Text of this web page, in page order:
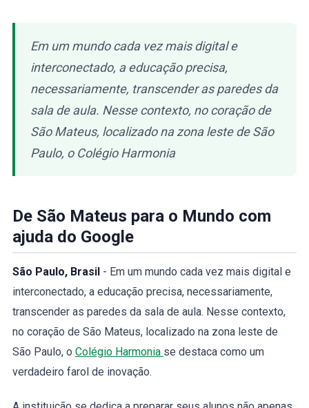
Em um mundo cada vez mais digital e
interconectado, a educação precisa,
necessariamente, transcender as paredes da
sala de aula. Nesse contexto, no coração de
São Mateus, localizado na zona leste de São
Paulo, o Colégio Harmonia
De São Mateus para o Mundo com
ajuda do Google
São Paulo, Brasil- Em um mundo cada vez mais digital e
interconectado, a educação precisa, necessariamente,
transcender as paredes da sala de aula. Nesse contexto,
no coração de São Mateus, localizado na zona leste de
São Paulo, o Colégio Harmonia se destaca como um
verdadeiro farol de inovação.